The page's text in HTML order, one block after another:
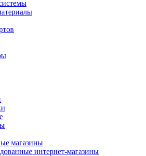
магазины
интернет-магазины